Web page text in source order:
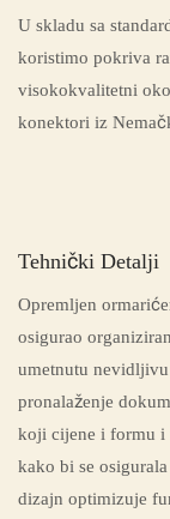
U skladu sa
koristimo pokriva
visokokvalitetni
konektori iz
Tehnički Detalji
Opremljen
osigurao
umetnutu
pronalaženje
koji cijene i formu i
kako bi se
dizajn optimizuje